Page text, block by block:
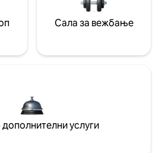
Сала за вежбање
услуги